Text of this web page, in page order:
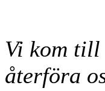
Vi kom
återföra